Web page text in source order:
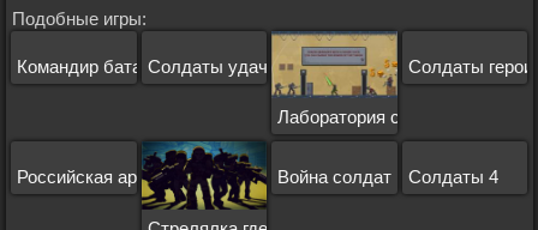
Подобные игры:
Командир батальонаСолдаты удачи 3
Лаборатория смерти
Солдаты герои
Российская армия Война солдат Солдаты 4